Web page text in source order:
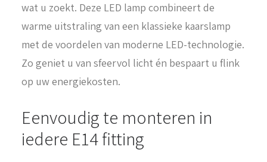
wat u zoekt. Deze LED lamp combineert de
warme uitstraling van een klassieke kaarslamp
met de voordelen van moderne LED-technologie.
Zo geniet u van sfeervol licht én bespaart u flink
op uw energiekosten.
Eenvoudig te monteren in
iedere E14 fitting